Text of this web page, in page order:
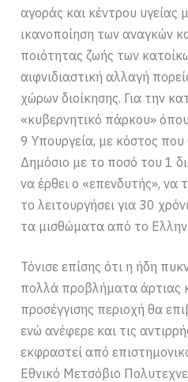
αγοράς και κέντρου υγείας
ικανοποίηση των αναγκών
ποιότητας ζωής των
αιφνιδιαστική αλλαγή
χώρων διοίκησης. Για την
«κυβερνητικό πάρκου»
9 Υπουργεία, με κόστος που
Δημόσιο με το ποσό του 1
να έρθει ο «επενδυτής», να
το λειτουργήσει για 30
τα μισθώματα από το
Τόνισε επίσης ότι η ήδη
πολλά προβλήματα άρτιας
προσέγγισης περιοχή θα
ενώ ανέφερε και τις
εκφραστεί από
Εθνικό Μετσόβιο